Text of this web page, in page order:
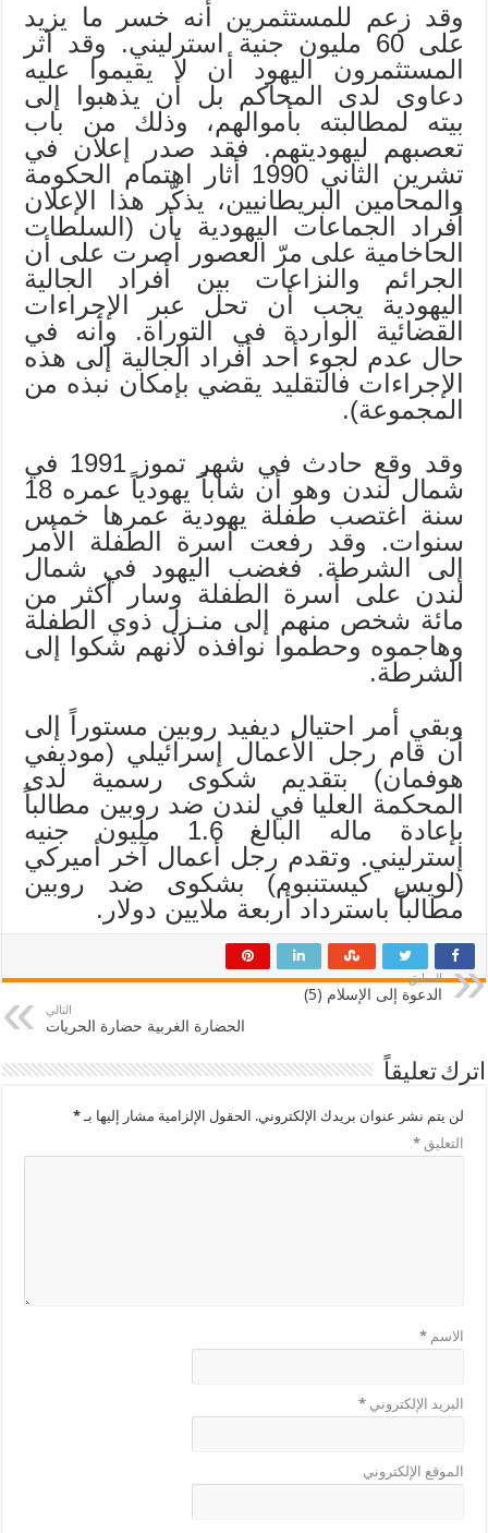
وقد زعم للمستثمرين أنه خسر ما يزيد
على 60 مليون جنية استرليني. وقد آثر
المستثمرون اليهود أن لا يقيموا عليه
دعاوى لدى المحاكم بل أن يذهبوا إلى
بيته لمطالبته بأموالهم، وذلك من باب
تعصبهم ليهوديتهم. فقد صدر إعلان في
تشرين الثاني 1990 أثار اهتمام الحكومة
والمحامين البريطانيين، يذكّر هذا الإعلان
أفراد الجماعات اليهودية بأن (السلطات
الحاخامية على مرّ العصور أصرت على أن
الجرائم والنزاعات بين أفراد الجالية
اليهودية يجب أن تحل عبر الإجراءات
القضائية الواردة في التوراة. وأنه في
حال عدم لجوء أحد أفراد الجالية إلى هذه
الإجراءات فالتقليد يقضي بإمكان نبذه من
المجموعة).
وقد وقع حادث في شهر تموز 1991 في
شمال لندن وهو أن شاباً يهودياً عمره 18
سنة اغتصب طفلة يهودية عمرها خمس
سنوات. وقد رفعت أسرة الطفلة الأمر
إلى الشرطة. فغضب اليهود في شمال
لندن على أسرة الطفلة وسار أكثر من
مائة شخص منهم إلى منـزل ذوي الطفلة
وهاجموه وحطموا نوافذه لأنهم شكوا إلى
الشرطة.
وبقي أمر احتيال ديفيد روبين مستوراً إلى
أن قام رجل الأعمال إسرائيلي (موديفي
هوفمان) بتقديم شكوى رسمية لدى
المحكمة العليا في لندن ضد روبين مطالباً
بإعادة ماله البالغ 1.6 مليون جنيه
إسترليني. وتقدم رجل أعمال آخر أميركي
(لويس كيستنبوم) بشكوى ضد روبين
مطالباً باسترداد أربعة ملايين دولار.
السابق
الدعوة إلى الإسلام (5)
التالي
الحضارة الغربية حضارة الحريات
اترك تعليقاً
لن يتم نشر عنوان بريدك الإلكتروني. الحقول الإلزامية مشار إليها بـ*
التعليق*
الاسم*
البريد الإلكتروني*
الموقع الإلكتروني